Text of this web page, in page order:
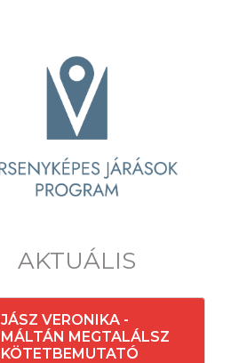
AKTUÁLIS
JÁSZ VERONIKA -
MÁLTÁN MEGTALÁLSZ
KÖTETBEMUTATÓ